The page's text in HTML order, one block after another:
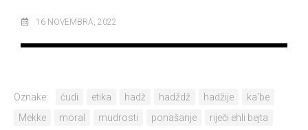
16 NOVEMBRA, 2022
Oznake: ćudi etika hadž hadždž hadžije
ka'be
Mekke
moral mudrosti ponašanje
riječi ehli bejta